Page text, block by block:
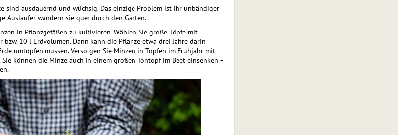
sind ausdauernd und wüchsig. Das einzige Problem ist ihr unbändiger
Ausläufer wandern sie quer durch den Garten.
in Pflanzgefäßen zu kultivieren. Wählen Sie große Töpfe mit
bzw. 10 l Erdvolumen. Dann kann die Pflanze etwa drei Jahre darin
umtopfen müssen. Versorgen Sie Minzen in Töpfen im Frühjahr mit
können die Minze auch in einem großen Tontopf im Beet einsenken –